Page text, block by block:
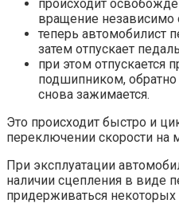
происходит
вращение независимо
теперь автомобилист
затем отпускает
при этом
подшипником, обратно
снова зажимается.
Это происходит быстро и
переключении скорости на
При эксплуатации
наличии сцепления в виде
придерживаться некоторых